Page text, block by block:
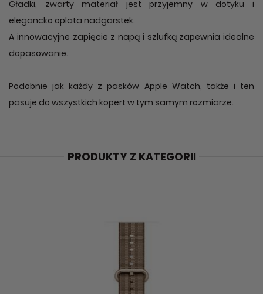
Gładki, zwarty materiał jest przyjemny w dotyku i
elegancko oplata nadgarstek.
A innowacyjne zapięcie z napą i szlufką zapewnia idealne
dopasowanie.
Podobnie jak każdy z pasków Apple Watch, także i ten
pasuje do wszystkich kopert w tym samym rozmiarze.
PRODUKTY Z KATEGORII